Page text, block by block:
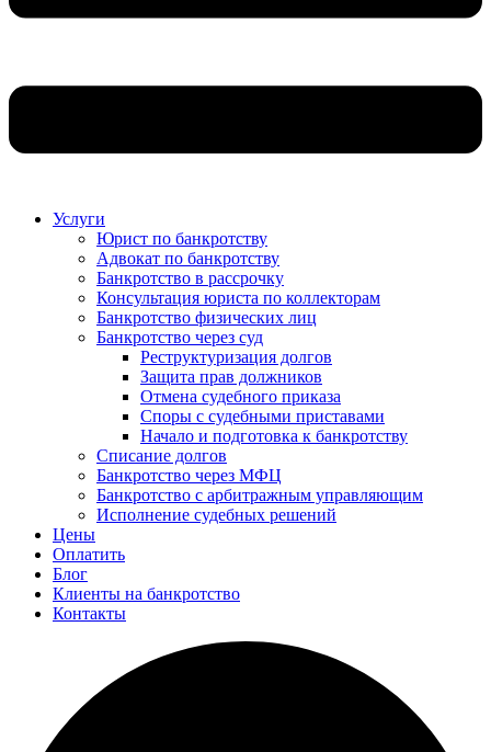
Услуги
Юрист по банкротству
Адвокат по банкротству
Банкротство в рассрочку
Консультация юриста по коллекторам
Банкротство физических лиц
Банкротство через суд
Реструктуризация долгов
Защита прав должников
Отмена судебного приказа
Споры с судебными приставами
Начало и подготовка к банкротству
Списание долгов
Банкротство через МФЦ
Банкротство с арбитражным управляющим
Исполнение судебных решений
Цены
Оплатить
Блог
Клиенты на банкротство
Контакты